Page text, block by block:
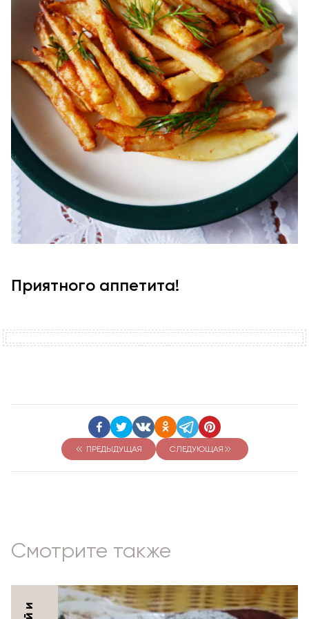
Приятного аппетита!
ПРЕДЫДУЩАЯ СЛЕДУЮЩАЯ
Смотрите также